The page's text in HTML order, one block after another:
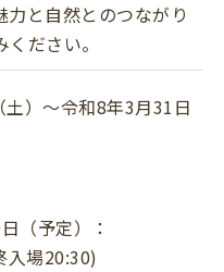
と自然とのつながり
ださい。
）～令和8年3月31日
（予定）：
入場20:30)